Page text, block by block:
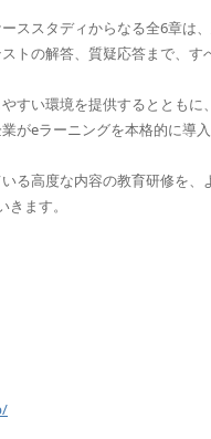
ススタディからなる全6章は
トの解答、質疑応答まで、す
すい環境を提供するととも
がeラーニングを本格的に導
る高度な内容の教育研修を
ます。